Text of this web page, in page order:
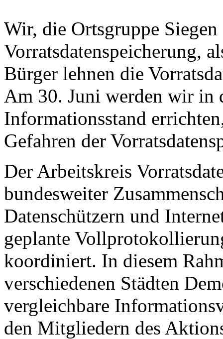
Wir, die Ortsgruppe Siegen
Vorratsdatenspeicherung,
Bürger lehnen die
Am 30. Juni werden wir in
Informationsstand
Gefahren der
Der Arbeitskreis
bundesweiter
Datenschützern und
geplante
koordiniert. In diesem
verschiedenen Städten
vergleichbare
den Mitgliedern des